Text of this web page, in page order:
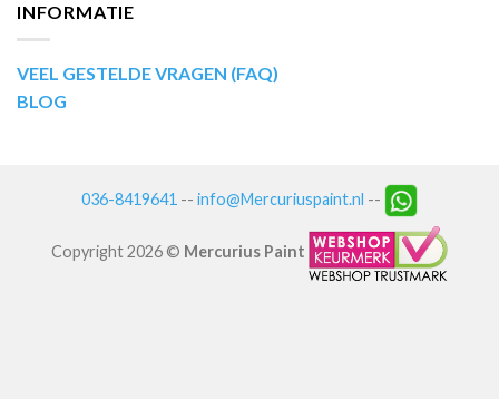
INFORMATIE
VEEL GESTELDE VRAGEN (FAQ)
BLOG
036-8419641 -- info@Mercuriuspaint.nl --
Copyright 2026 © Mercurius Paint